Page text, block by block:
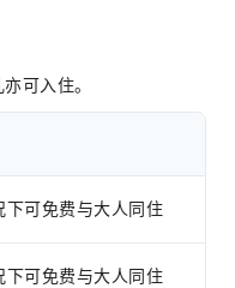
可入住。
下可免费与大人同住
下可免费与大人同住